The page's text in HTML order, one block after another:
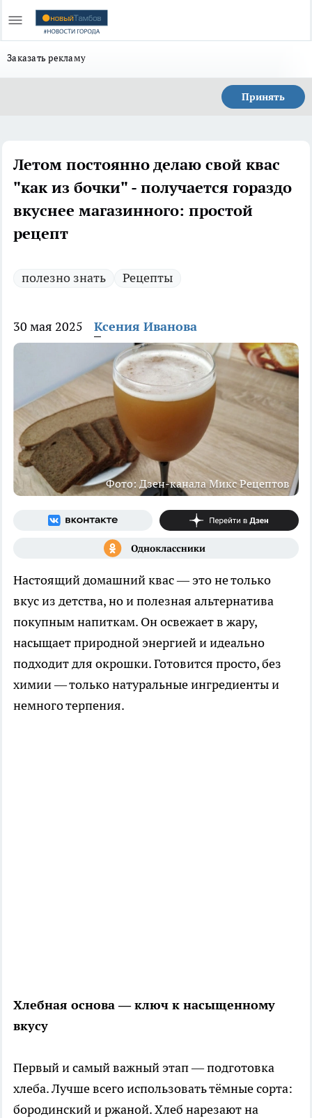
Заказать рекламу
Принять
Летом постоянно делаю свой квас
"как из бочки" - получается гораздо
вкуснее магазинного: простой
рецепт
полезно знать Рецепты
30 мая 2025 Ксения Иванова
Фото: Дзен-канала Микс Рецептов
Настоящий домашний квас — это не только
вкус из детства, но и полезная альтернатива
покупным напиткам. Он освежает в жару,
насыщает природной энергией и идеально
подходит для окрошки. Готовится просто, без
химии — только натуральные ингредиенты и
немного терпения.
Хлебная основа — ключ к насыщенному
вкусу
Первый и самый важный этап — подготовка
хлеба. Лучше всего использовать тёмные сорта:
бородинский и ржаной. Хлеб нарезают на